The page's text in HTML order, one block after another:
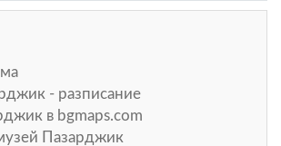
- разписание
в bgmaps.com
Пазарджик